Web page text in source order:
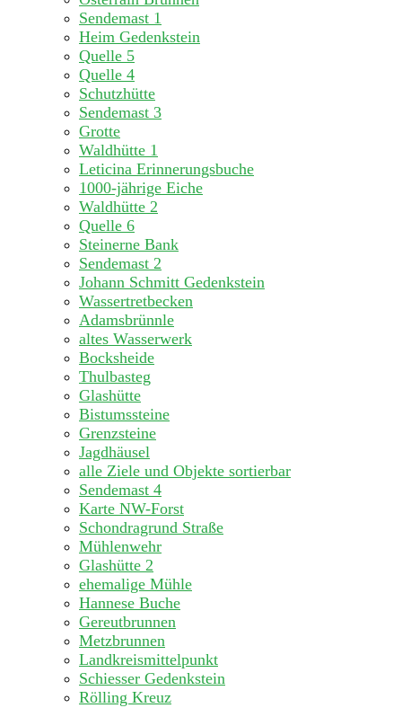
Sendemast 1
Heim Gedenkstein
Quelle 5
Quelle 4
Schutzhütte
Sendemast 3
Grotte
Waldhütte 1
Leticina Erinnerungsbuche
1000-jährige Eiche
Waldhütte 2
Quelle 6
Steinerne Bank
Sendemast 2
Johann Schmitt Gedenkstein
Wassertretbecken
Adamsbrünnle
altes Wasserwerk
Bocksheide
Thulbasteg
Glashütte
Bistumssteine
Grenzsteine
Jagdhäusel
alle Ziele und Objekte sortierbar
Sendemast 4
Karte NW-Forst
Schondragrund Straße
Mühlenwehr
Glashütte 2
ehemalige Mühle
Hannese Buche
Gereutbrunnen
Metzbrunnen
Landkreismittelpunkt
Schiesser Gedenkstein
Rölling Kreuz